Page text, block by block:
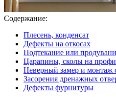
Содержание:
Плесень, конденсат
Дефекты на откосах
Подтекание или
Царапины, сколы на
Неверный замер и монтаж
Засорения дренажных
Дефекты фурнитуры